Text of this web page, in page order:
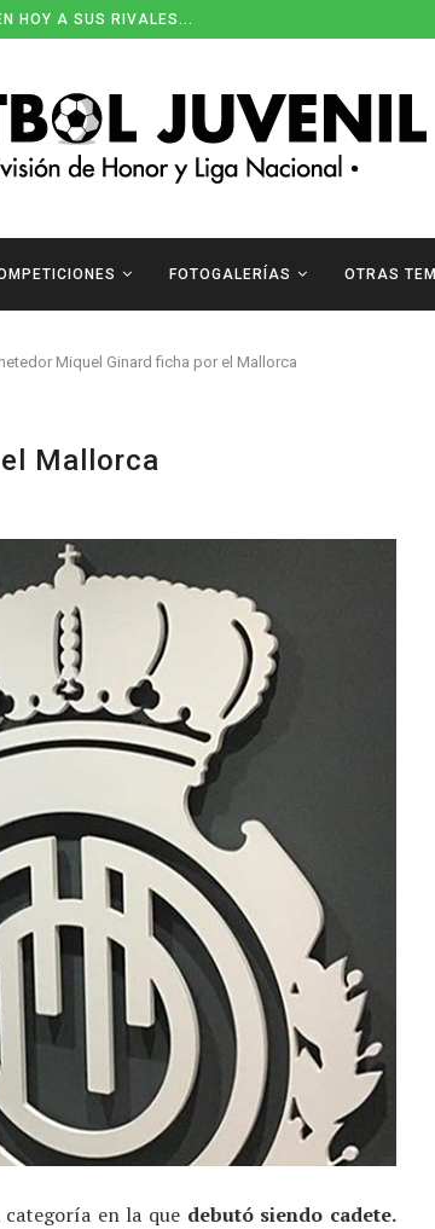
HOY A SUS RIVALES...
FOTOGALERÍAS OTRAS
Miquel Ginard ficha por el Mallorca
Mallorca
categoría en la que debutó siendo cadete.